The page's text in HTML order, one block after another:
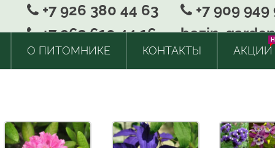
+7 926 380 44 63
+7 963 610 44 16
+7 909 949
bozin-
О ПИТОМНИКЕ КОНТАКТЫ АКЦИИ